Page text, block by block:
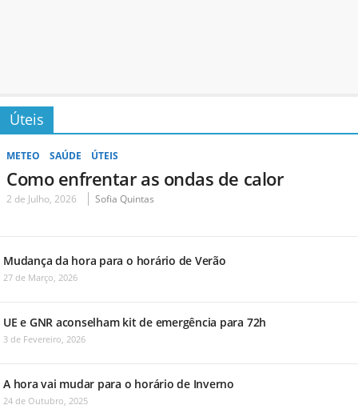
Úteis
METEO SAÚDE ÚTEIS
Como enfrentar as ondas de calor
2 de Julho, 2026 Sofia Quintas
Mudança da hora para o horário de Verão
27 de Março, 2026
UE e GNR aconselham kit de emergência para 72h
3 de Fevereiro, 2026
A hora vai mudar para o horário de Inverno
24 de Outubro, 2025